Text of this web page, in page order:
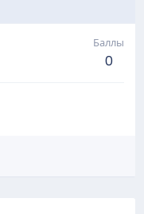
Баллы
0